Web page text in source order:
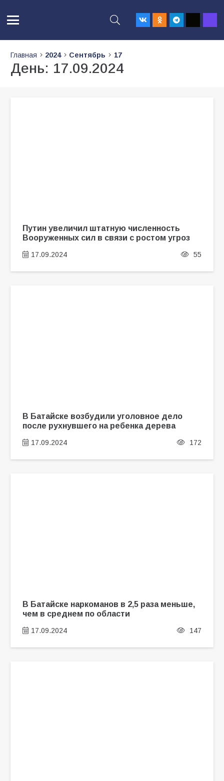
Главная 2024 Сентябрь 17
День: 17.09.2024
Путин увеличил штатную численность
Вооруженных сил в связи с ростом угроз
17.09.2024 55
В Батайске возбудили уголовное дело
после рухнувшего на ребенка дерева
17.09.2024 172
В Батайске наркоманов в 2,5 раза меньше,
чем в среднем по области
17.09.2024 147